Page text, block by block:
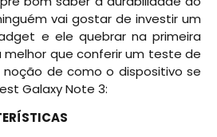
vai gostar de investir um
e ele quebrar na primeira
melhor que conferir um teste de
de como o dispositivo se
Galaxy Note 3: